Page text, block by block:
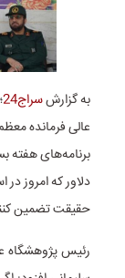
به گزارشسراج24
عالی فرمانده
برنامه‌های هفته
دلاور که امروز
حقیقت تضمین
رئیس پژوهشگاه